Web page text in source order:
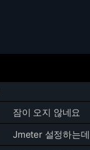
잠이 오지 않네요
Jmeter 설정하는